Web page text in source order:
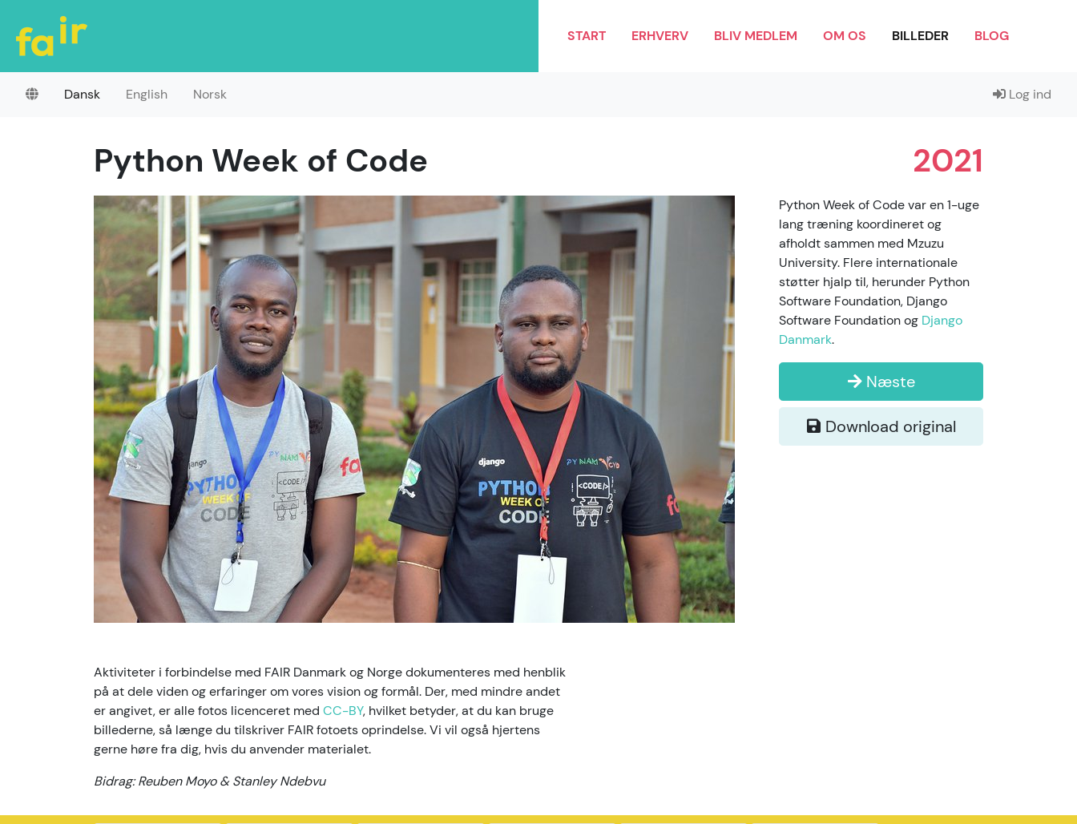
START ERHVERV BLIV MEDLEM OM OS BILLEDER BLOG
Dansk English Norsk Log ind
2021
Python Week of Code
Python Week of Code var en 1-uge
lang træning koordineret og
afholdt sammen med Mzuzu
University. Flere internationale
støtter hjalp til, herunder Python
Software Foundation, Django
Software Foundation og Django
Danmark.
Næste
Download original
Aktiviteter i forbindelse med FAIR Danmark og Norge dokumenteres med henblik
på at dele viden og erfaringer om vores vision og formål. Der, med mindre andet
er angivet, er alle fotos licenceret med CC-BY, hvilket betyder, at du kan bruge
billederne, så længe du tilskriver FAIR fotoets oprindelse. Vi vil også hjertens
gerne høre fra dig, hvis du anvender materialet.
Bidrag: Reuben Moyo & Stanley Ndebvu